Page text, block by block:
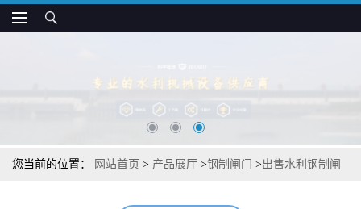
您当前的位置： 网站首页 > 产品展厅 >钢制闸门 >出售水利钢制闸